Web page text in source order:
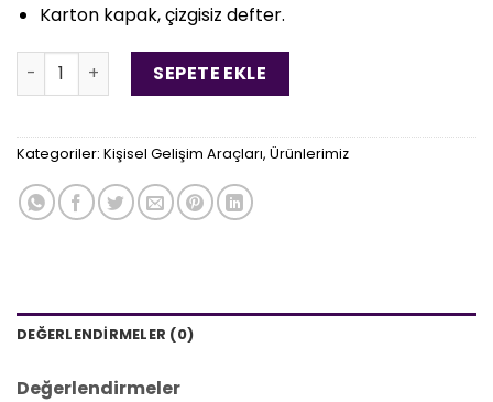
Karton kapak, çizgisiz defter.
Zodyak Defter - Yeşil adet
SEPETE EKLE
Kategoriler: Kişisel Gelişim Araçları, Ürünlerimiz
DEĞERLENDIRMELER (0)
Değerlendirmeler